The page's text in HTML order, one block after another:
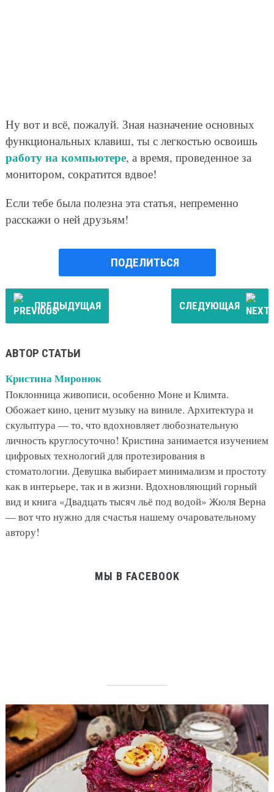
Ну вот и всё, пожалуй. Зная назначение основных
функциональных клавиш, ты с легкостью освоишь
работу на компьютере, а время, проведенное за
монитором, сократится вдвое!
Если тебе была полезна эта статья, непременно
расскажи о ней друзьям!
ПОДЕЛИТЬСЯ
ПРЕДЫДУЩАЯ СЛЕДУЮЩАЯ
АВТОР СТАТЬИ
Кристина Миронюк
Поклонница живописи, особенно Моне и Климта.
Обожает кино, ценит музыку на виниле. Архитектура и
скульптура — то, что вдохновляет любознательную
личность круглосуточно! Кристина занимается изучением
цифровых технологий для протезирования в
стоматологии. Девушка выбирает минимализм и простоту
как в интерьере, так и в жизни. Вдохновляющий горный
вид и книга «Двадцать тысяч льё под водой» Жюля Верна
— вот что нужно для счастья нашему очаровательному
автору!
МЫ В FACEBOOK